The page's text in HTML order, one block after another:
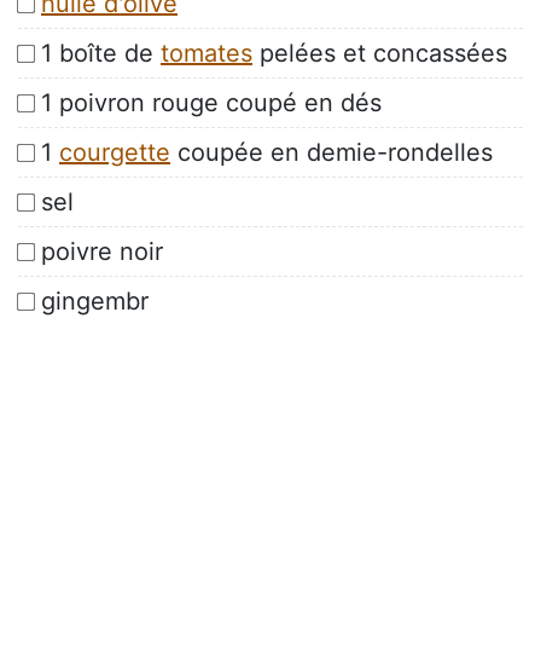
1 boîte de tomates pelées et concassées
1 poivron rouge coupé en dés
1 courgette coupée en demie-rondelles
sel
poivre noir
gingembr